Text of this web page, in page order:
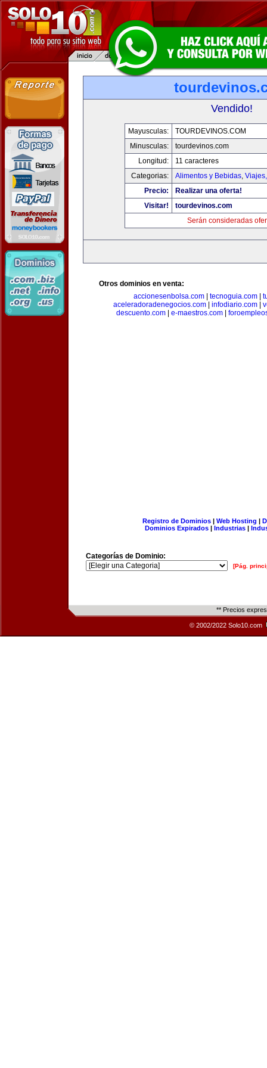
Vendido!
Mayusculas:
TOURDEVINOS.COM
Minusculas:
tourdevinos.com
Longitud:
11 caracteres
Categorias:
Alimentos y Bebidas,
Precio:
Realizar una oferta!
Visitar!
tourdevinos.com
Serán consideradas
Otros dominios en venta:
accionesenbolsa.com
tecnoguia.com
aceleradoradenegocios.com| infodiario.com|
descuento.com
e-maestros.com
Registro de Dominios| Web Hosting |
Dominios Expirados | Industrias |
Categorías de Dominio:
[Pág.
** Precios
© 2002/2022 Solo10.com